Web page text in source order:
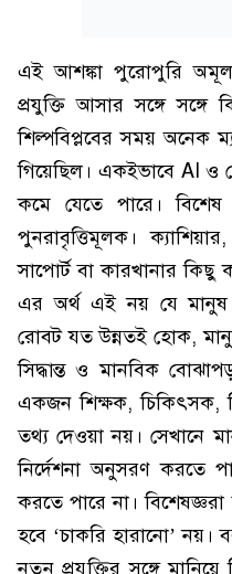
এই আশঙ্কা পুরোপুরি
প্রযুক্তি আসার সঙ্গে সঙ্গে
শিল্পবিপ্লবের সময় অনেক
গিয়েছিল। একইভাবে AI ও
কমে যেতে পারে।
পুনরাবৃত্তিমূলক।
সাপোর্ট বা কারখানার
এর অর্থ এই নয় যে মানুষ
রোবট যত উন্নতই হোক,
সিদ্ধান্ত ও মানবিক
একজন শিক্ষক, চিকিৎসক,
তথ্য দেওয়া নয়। সেখানে
নির্দেশনা অনুসরণ করতে
করতে পারে না।
হবে ‘চাকরি হারানো’ নয়।
নতুন প্রযুক্তির সঙ্গে